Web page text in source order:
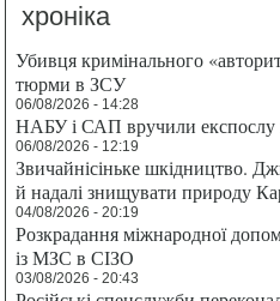
хроніка
Убивця кримінального
тюрми в ЗСУ
06/08/2026 - 14:28
НАБУ і САП вручили
06/08/2026 - 12:19
Звичайнісіньке шкідництво.
й надалі знищувати природу
04/08/2026 - 20:19
Розкрадання міжнародної
із МЗС в СІЗО
03/08/2026 - 20:43